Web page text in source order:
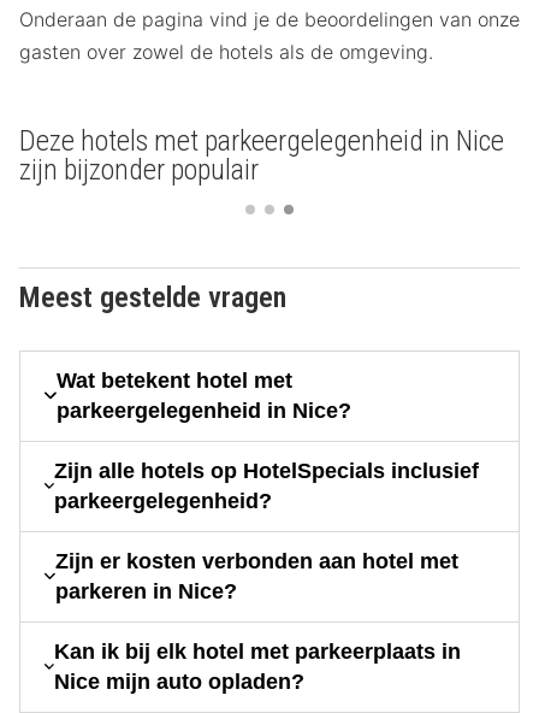
Onderaan de pagina vind je de beoordelingen van onze
gasten over zowel de hotels als de omgeving.
Deze hotels met parkeergelegenheid in Nice
zijn bijzonder populair
Meest gestelde vragen
Wat betekent hotel met
parkeergelegenheid in Nice?
Zijn alle hotels op HotelSpecials inclusief
parkeergelegenheid?
Zijn er kosten verbonden aan hotel met
parkeren in Nice?
Kan ik bij elk hotel met parkeerplaats in
Nice mijn auto opladen?